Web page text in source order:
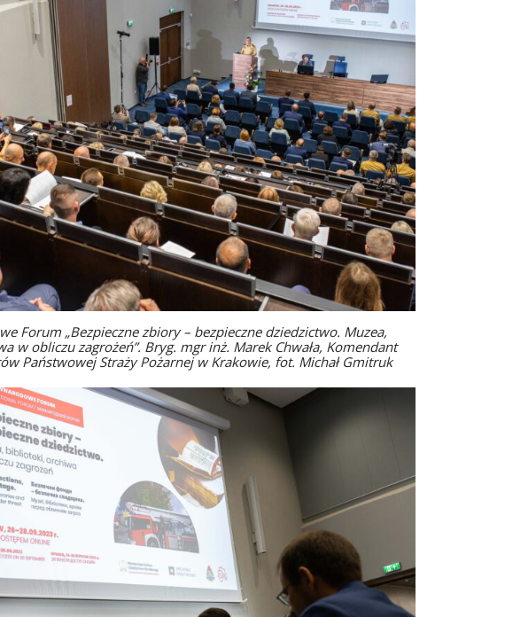
Forum „Bezpieczne zbiory – bezpieczne dziedzictwo. Muzea,
w obliczu zagrożeń”. Bryg. mgr inż. Marek Chwała, Komendant
Państwowej Straży Pożarnej w Krakowie, fot. Michał Gmitruk